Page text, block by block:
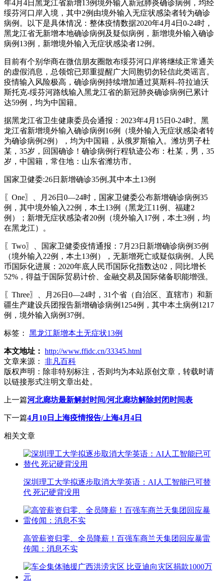
年4月4日黑龙江省新增13例境外输入新冠肺炎确诊病例，均经
绥芬河口岸入境，其中2例由境外输入无症状感染者转为确诊
病例。以下是具体情况：整体疫情数据2020年4月4日0-24时，
黑龙江省无新增本地确诊病例及疑似病例，新增境外输入确诊
病例13例，新增境外输入无症状感染者12例。
目前有个别华商在微信朋友圈散布绥芬河口岸将继续正常通关
的虚假消息，总领馆已郑重提醒广大同胞切勿轻信此类谣言。
疫情输入风险极高，确诊病例持续增加通过莫斯科-符拉迪沃
斯托克-绥芬河路线输入黑龙江省的新冠肺炎确诊病例已累计
达59例，均为中国籍。
据黑龙江省卫生健康委员会通报：2023年4月15日0-24时。黑
龙江省新增境外输入确诊病例16例（境外输入无症状感染者转
为确诊病例2例），均为中国籍，从俄罗斯输入。潍坊男子杜
某，35岁，回国确诊！确诊病例行程轨迹公布：杜某，男，35
岁，中国籍，常住地：山东省潍坊市。
国家卫健委:26日新增确诊35例,其中本土13例
〖One〗、月26日0—24时，国家卫健委公布新增确诊病例35
例，其中境外输入22例，本土13例（黑龙江11例、福建2
例）；新增无症状感染者20例（境外输入17例，本土3例，均
在黑龙江）。
〖Two〗、国家卫健委疫情通报：7月23日新增确诊病例35例
（境外输入22例，本土13例），无新增死亡或疑似病例。人民
币国际化进展：2020年底人民币国际化指数达02，同比增长
52%，得益于国际贸易计价、金融交易及国际储备职能增强。
〖Three〗、月26日0—24时，31个省（自治区、直辖市）和新
疆生产建设兵团报告新增确诊病例1254例，其中本土病例1217
例，境外输入病例37例。
标签： 黑龙江新增本土无症状13例
本文地址： http://www.ffidc.cn/33345.html
文章来源：
非凡百科
版权声明： 除非特别标注，否则均为本站原创文章，转载时请
以链接形式注明文章出处。
上一篇河北廊坊最新解封时间/河北廊坊解除封闭时间表
下一篇4月10日上海疫情报告/上海4月4日
相关文章
深圳理工大学拟逐步取消大学英语：AI人工智能已可替
代 死记硬背没用
高管薪资归零、全员降薪！百强车商兰天集团回应暴雷
传闻：消息不实